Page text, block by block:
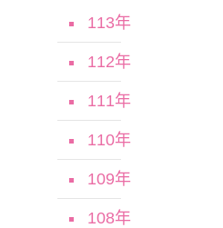
113年
112年
111年
110年
109年
108年